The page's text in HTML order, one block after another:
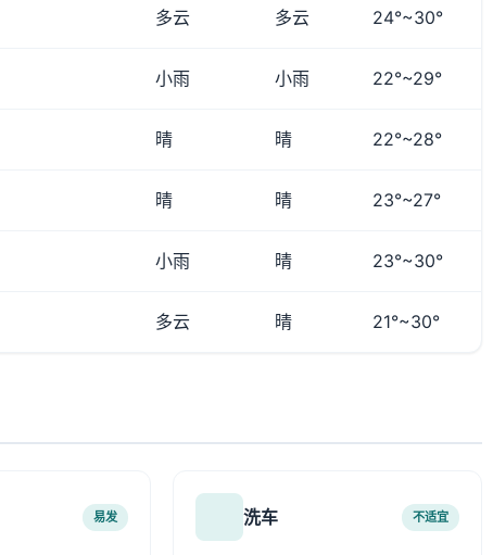
多云 多云 24°~30°
小雨 小雨 22°~29°
晴 晴 22°~28°
晴 晴 23°~27°
小雨 晴 23°~30°
多云 晴 21°~30°
易发 洗车 不适宜